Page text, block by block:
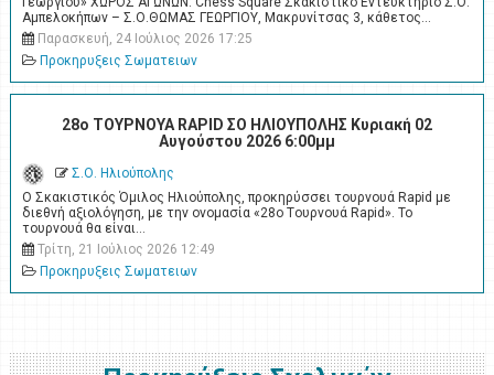
Αμπελοκήπων – Σ.Ο.ΘΩΜΑΣ ΓΕΩΡΓΙΟΥ, Μακρυνίτσας 3, κάθετος…
Παρασκευή, 24 Ιούλιος 2026 17:25
Προκηρυξεις Σωματειων
28ο ΤΟΥΡΝΟΥΑ RAPID ΣΟ ΗΛΙΟΥΠΟΛΗΣ Κυριακή 02
Αυγούστου 2026 6:00μμ
Σ.Ο. Ηλιούπολης
Ο Σκακιστικός Όμιλος Ηλιούπολης, προκηρύσσει τουρνουά Rapid με
διεθνή αξιολόγηση, με την ονομασία «28ο Tουρνουά Rapid». Το
τουρνουά θα είναι…
Τρίτη, 21 Ιούλιος 2026 12:49
Προκηρυξεις Σωματειων